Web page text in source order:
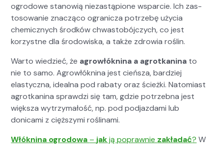
ogrodowe stanow­ią nieza­stą­pi­one wspar­cie. Ich zas­
tosowanie znaczą­co ogranicza potrze­bę uży­cia
chemicznych środ­ków chwasto­bójczych, co jest
korzystne dla środowiska, a także zdrowia roślin.
Warto wiedzieć, że agrowłókn­i­na a agrotkan­i­na to
nie to samo. Agrowłókn­i­na jest cieńsza, bardziej
elasty­cz­na, ide­al­na pod rabaty oraz ścież­ki. Nato­mi­ast
agrotkan­i­na sprawdzi się tam, gdzie potrzeb­na jest
więk­sza wytrzy­małość, np. pod pod­jaz­da­mi lub
donica­mi z cięższy­mi rośli­na­mi.
Włókn­i­na ogrodowa – jakją poprawnie zakładać? W